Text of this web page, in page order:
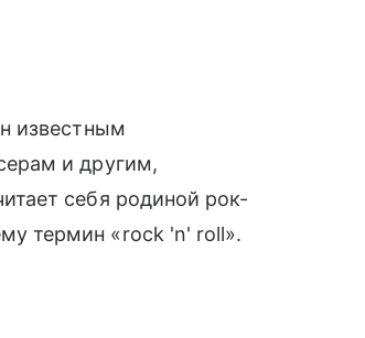
известным
и другим,
себя родиной рок-
термин «rock 'n' roll».